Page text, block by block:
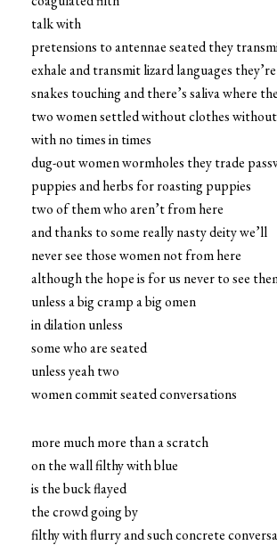
talk with
pretensions to antennae seated they
exhale and transmit lizard languages
snakes touching and there’s saliva where
two women settled without clothes without
with no times in times
dug-out women wormholes they trade
puppies and herbs for roasting puppies
two of them who aren’t from here
and thanks to some really nasty deity we’ll
never see those women not from here
although the hope is for us never to see
unless a big cramp a big omen
in dilation unless
some who are seated
unless yeah two
women commit seated conversations
more much more than a scratch
on the wall filthy with blue
is the buck flayed
the crowd going by
filthy with flurry and such concrete